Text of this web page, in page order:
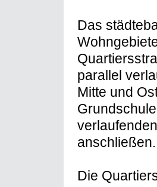
nachhaltige
Das
parallel
Mitte und
anschließen.